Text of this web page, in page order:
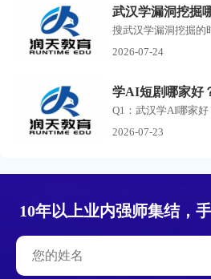
武汉学漏洞挖掘
2026-07-24
2026-07-23
10年以上业内强师集结，